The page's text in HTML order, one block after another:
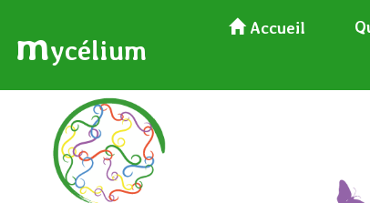
mycélium
Accueil